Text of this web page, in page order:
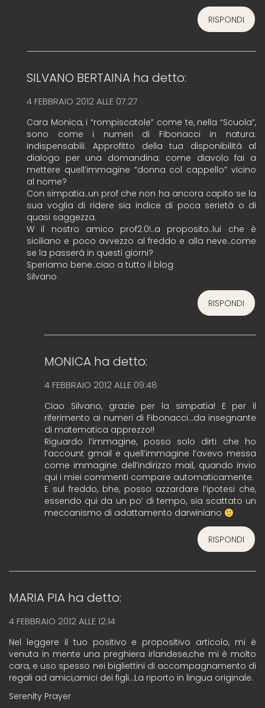
RISPONDI
SILVANO BERTAINA ha detto:
4 FEBBRAIO 2012 ALLE 07:27
Cara Monica, i “rompiscatole” come te, nella “Scuola”,
sono come i numeri di Fibonacci in natura:
indispensabili. Approfitto della tua disponibilità al
dialogo per una domandina: come diavolo fai a
mettere quell’immagine “donna col cappello” vicino
al nome?
Con simpatia..un prof che non ha ancora capito se la
sua voglia di ridere sia indice di poca serietà o di
quasi saggezza.
W il nostro amico prof2.0!..a proposito..lui che è
siciliano e poco avvezzo al freddo e alla neve..come
se la passerà in questi giorni?
Speriamo bene..ciao a tutto il blog
Silvano
RISPONDI
MONICA ha detto:
4 FEBBRAIO 2012 ALLE 09:48
Ciao Silvano, grazie per la simpatia! E per il
riferimento ai numeri di Fibonacci…da insegnante
di matematica apprezzo!!
Riguardo l’immagine, posso solo dirti che ho
l’account gmail e quell’immagine l’avevo messa
come immagine dell’indirizzo mail, quando invio
qui i miei commenti compare automaticamente.
E sul freddo, bhe, posso azzardare l’ipotesi che,
essendo qui da un po’ di tempo, sia scattato un
meccanismo di adattamento darwiniano
RISPONDI
MARIA PIA ha detto:
4 FEBBRAIO 2012 ALLE 12:14
Nel leggere il tuo positivo e propositivo articolo, mi è
venuta in mente una preghiera irlandese,che mi è molto
cara, e uso spesso nei bigliettini di accompagnamento di
regali ad amici,amici dei figli…La riporto in lingua originale.
Serenity Prayer